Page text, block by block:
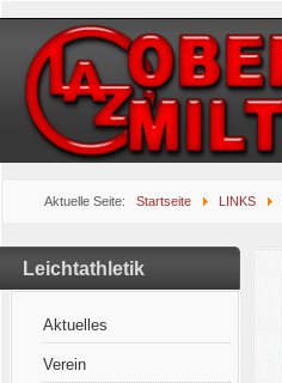
Aktuelle Seite: Startseite LINKS
Leichtathletik
Aktuelles
Verein